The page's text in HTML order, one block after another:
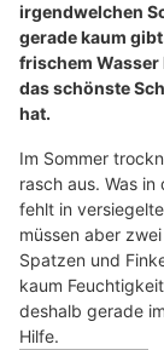
irgendwelchen
gerade kaum
frischem Wasser
das schönste
hat.
Im Sommer
rasch aus. Was
fehlt in
müssen aber
Spatzen und
kaum
deshalb gerade
Hilfe.